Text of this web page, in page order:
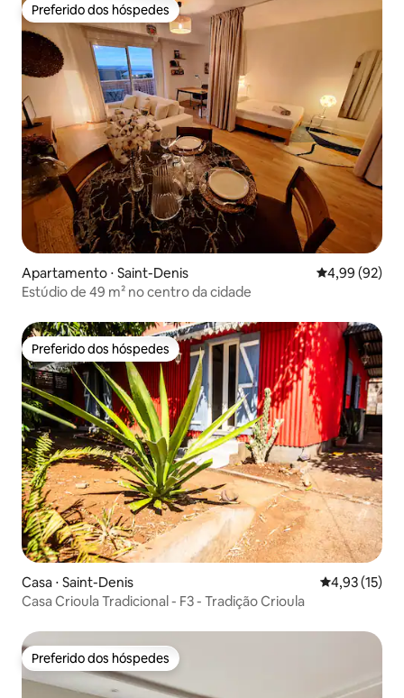
Preferido dos hóspedes
Preferido dos hóspedes
Apartamento ⋅ Saint-Denis 4,99 de uma
4,99 (92)
Estúdio de 49 m² no centro da cidade
Preferido dos hóspedes
Preferido dos hóspedes
Casa ⋅ Saint-Denis 4,93 de uma
4,93 (15)
Casa Crioula Tradicional - F3 - Tradição Crioula
Preferido dos hóspedes
Preferido dos hóspedes